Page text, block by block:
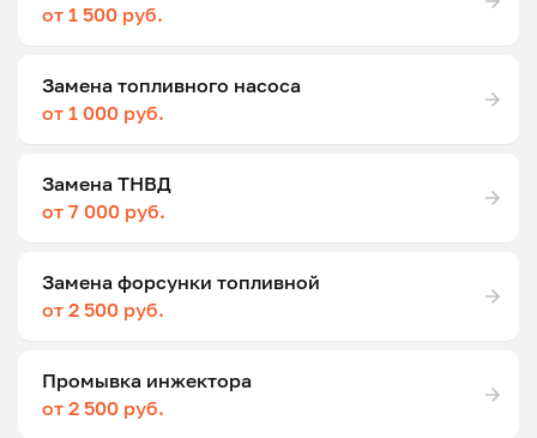
от 1 500 руб.
Замена топливного насоса
от 1 000 руб.
Замена ТНВД
от 7 000 руб.
Замена форсунки топливной
от 2 500 руб.
Промывка инжектора
от 2 500 руб.